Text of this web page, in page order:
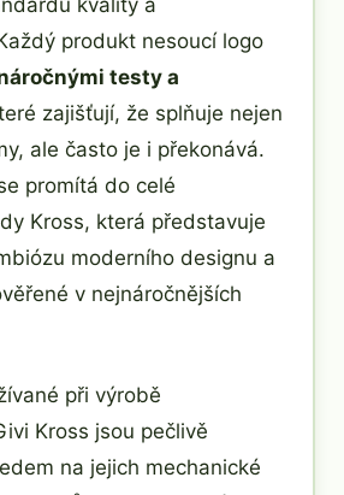
produkt nesoucí logo
testy a
zajišťují, že splňuje nejen
ale často je i překonává.
promítá do celé
Kross, která představuje
moderního designu a
v nejnáročnějších
při výrobě
Kross jsou pečlivě
na jejich mechanické